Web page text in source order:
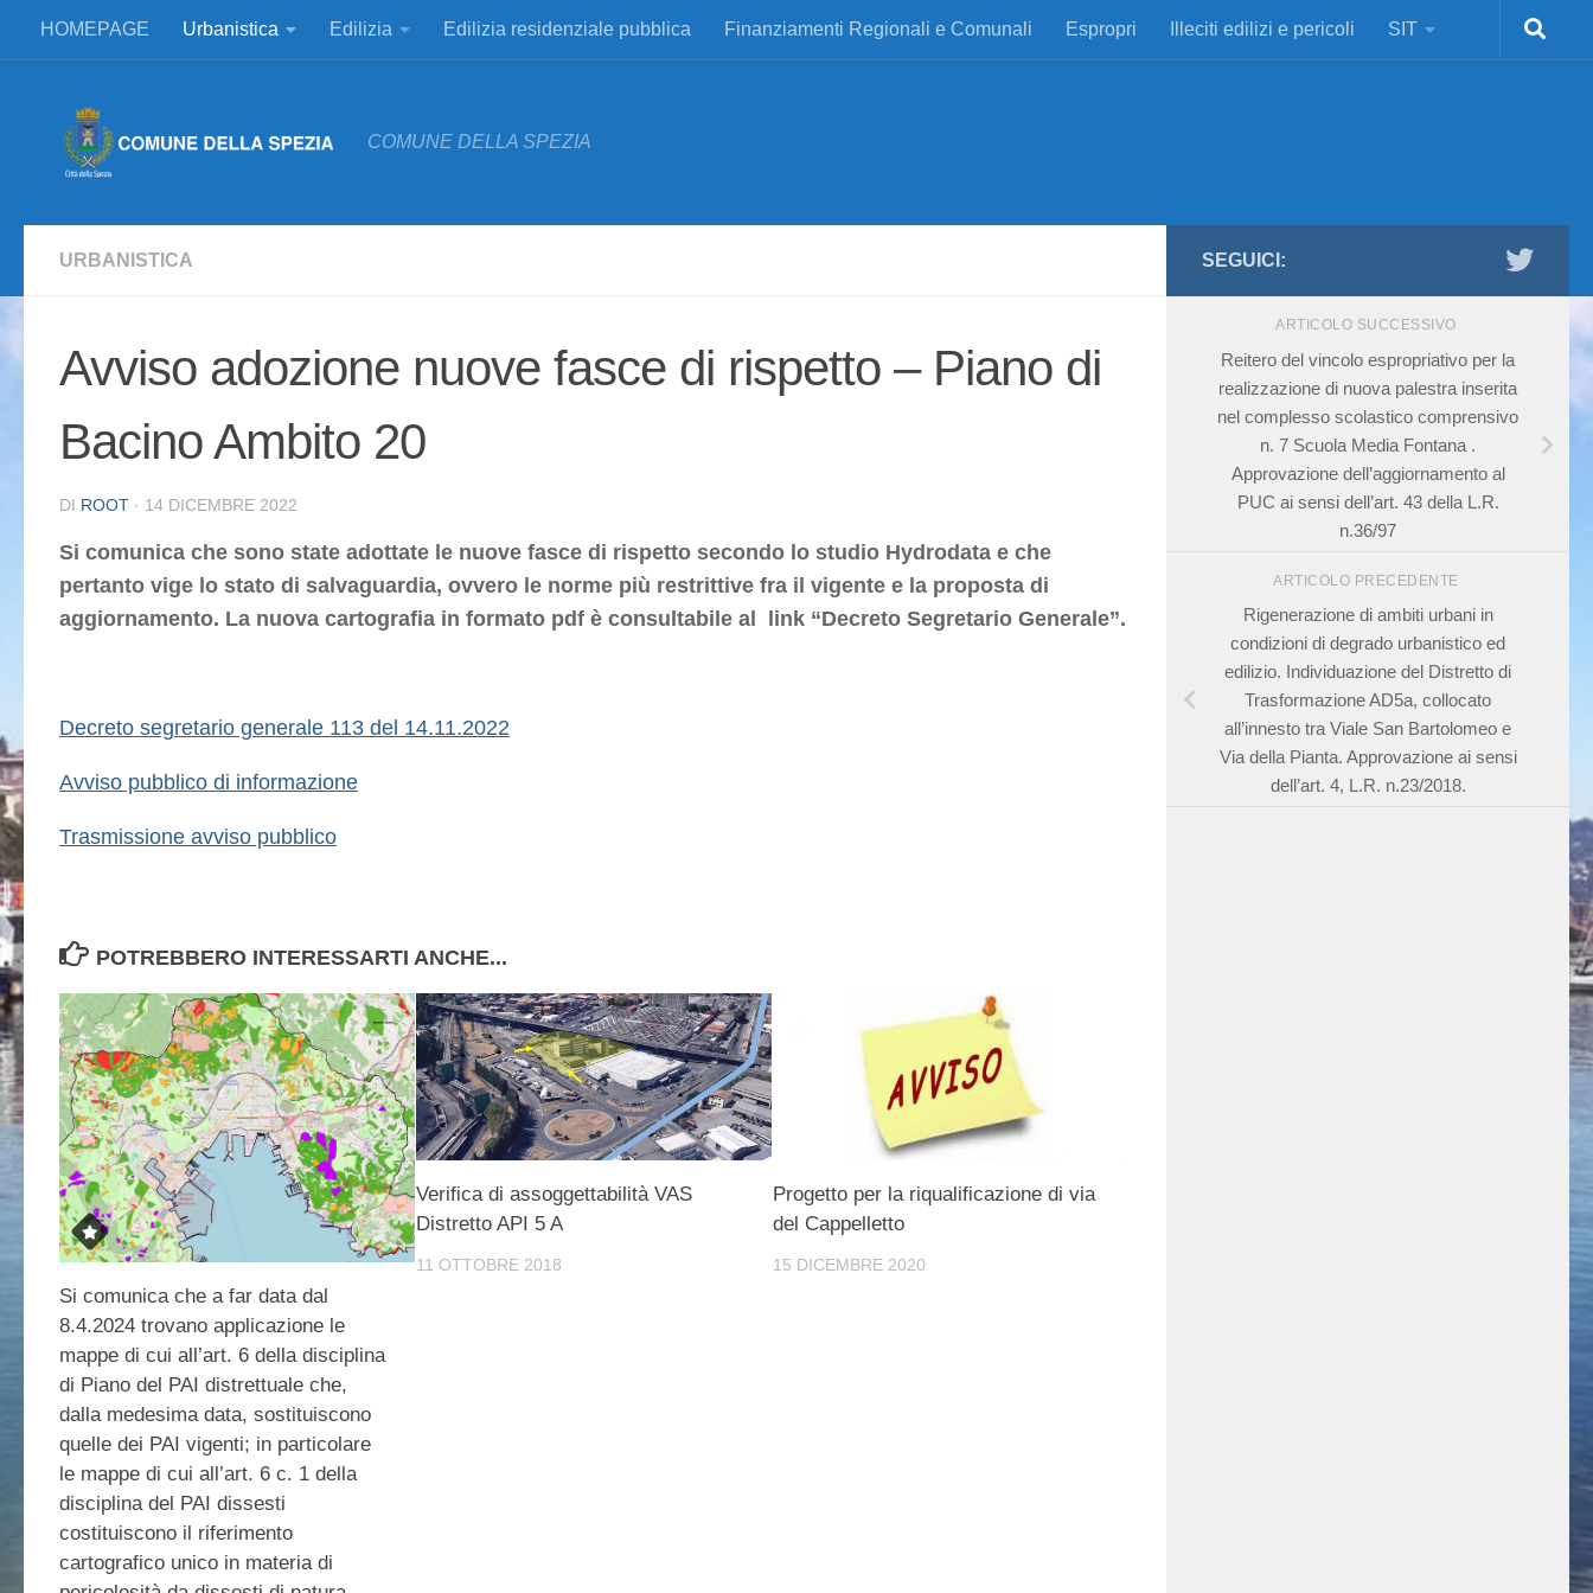
Salta al contenuto
HOMEPAGE Urbanistica Edilizia Edilizia residenziale pubblica Finanziamenti Regionali e Comunali Espropri Illeciti edilizi e pericoli SIT
COMUNE DELLA SPEZIA
URBANISTICA
Avviso adozione nuove fasce di rispetto – Piano di
Bacino Ambito 20
DI ROOT · 14 DICEMBRE 2022
Si comunica che sono state adottate le nuove fasce di rispetto secondo lo studio Hydrodata e che
pertanto vige lo stato di salvaguardia, ovvero le norme più restrittive fra il vigente e la proposta di
aggiornamento. La nuova cartografia in formato pdf è consultabile al link “Decreto Segretario Generale”.
Decreto segretario generale 113 del 14.11.2022
Avviso pubblico di informazione
Trasmissione avviso pubblico
POTREBBERO INTERESSARTI ANCHE...
Si comunica che a far data dal
8.4.2024 trovano applicazione le
mappe di cui all’art. 6 della disciplina
di Piano del PAI distrettuale che,
dalla medesima data, sostituiscono
quelle dei PAI vigenti; in particolare
le mappe di cui all’art. 6 c. 1 della
disciplina del PAI dissesti
costituiscono il riferimento
cartografico unico in materia di
Verifica di assoggettabilità VAS
Distretto API 5 A
11 OTTOBRE 2018
Progetto per la riqualificazione di via
del Cappelletto
15 DICEMBRE 2020
SEGUICI:
ARTICOLO SUCCESSIVO
Reitero del vincolo espropriativo per la
realizzazione di nuova palestra inserita
nel complesso scolastico comprensivo
n. 7 Scuola Media Fontana .
Approvazione dell’aggiornamento al
PUC ai sensi dell’art. 43 della L.R.
n.36/97
ARTICOLO PRECEDENTE
Rigenerazione di ambiti urbani in
condizioni di degrado urbanistico ed
edilizio. Individuazione del Distretto di
Trasformazione AD5a, collocato
all’innesto tra Viale San Bartolomeo e
Via della Pianta. Approvazione ai sensi
dell’art. 4, L.R. n.23/2018.